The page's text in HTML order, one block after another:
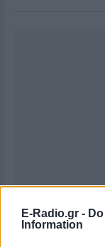
E-Radio.gr -
Information